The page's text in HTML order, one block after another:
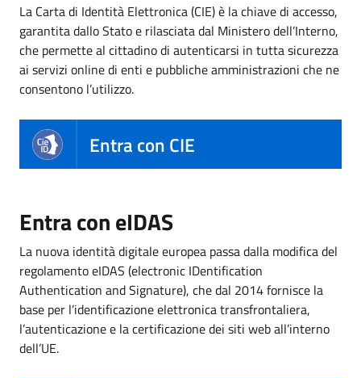
La Carta di Identità Elettronica (CIE) è la chiave di accesso,
garantita dallo Stato e rilasciata dal Ministero dell’Interno,
che permette al cittadino di autenticarsi in tutta sicurezza
ai servizi online di enti e pubbliche amministrazioni che ne
consentono l’utilizzo.
Entra con CIE
Entra con eIDAS
La nuova identità digitale europea passa dalla modifica del
regolamento eIDAS (electronic IDentification
Authentication and Signature), che dal 2014 fornisce la
base per l’identificazione elettronica transfrontaliera,
l’autenticazione e la certificazione dei siti web all’interno
dell’UE.